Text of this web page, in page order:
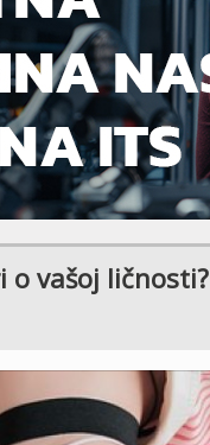
o vašoj ličnosti?